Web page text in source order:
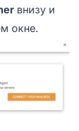
внизу и
окне.